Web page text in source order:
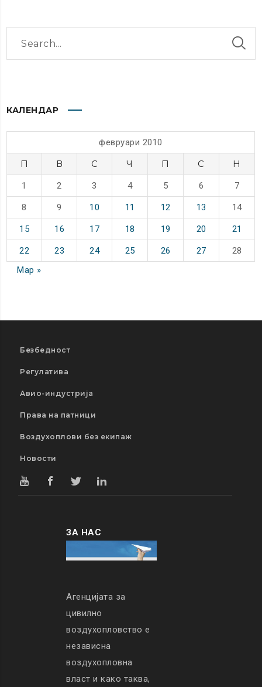
КАЛЕНДАР
февруари 2010
П В С Ч П С Н
1 2 3 4 5 6 7
8 9 10 11 12 13 14
15 16 17 18 19 20 21
22 23 24 25 26 27
28
Мар »
Безбедност
Регулатива
Авио-индустрија
Права на патници
Воздухоплови без екипаж
Новости
ЗА НАС
Агенцијата за
цивилно
воздухопловство е
независна
воздухопловна
власт и како таква,